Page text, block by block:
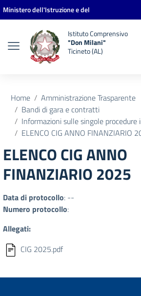
Vai ai contenuti
Vai al menu di navigazione
Vai al footer
Ministero dell'Istruzione e del
Istituto Comprensivo
"Don Milani"
Ticineto (AL)
Home
Amministrazione Trasparente
Bandi di gara e contratti
Informazioni sulle singole
ELENCO CIG ANNO FINANZIARIO
ELENCO CIG ANNO
FINANZIARIO 2025
Data di protocollo: --
Numero protocollo:
Allegati:
CIG 2025.pdf